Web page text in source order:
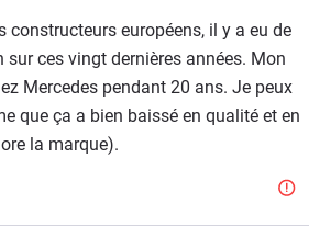
constructeurs européens, il y a eu de
sur ces vingt dernières années. Mon
Mercedes pendant 20 ans. Je peux
que ça a bien baissé en qualité et en
la marque).